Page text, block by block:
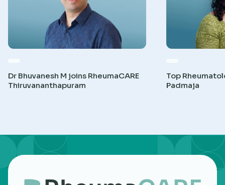
Dr Bhuvanesh M joins RheumaCARE
Thiruvananthapuram
Top
Padmaja